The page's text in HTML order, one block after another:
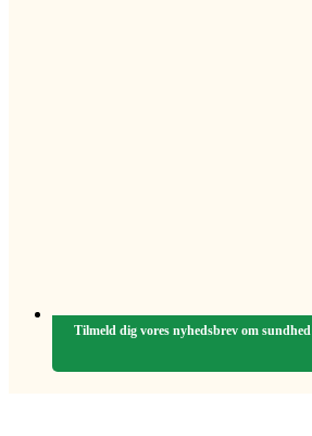
Tilmeld dig vores nyhedsbrev om sundhed